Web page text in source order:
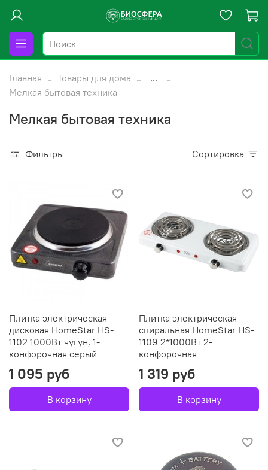
Главная Товары для дома
...
Мелкая бытовая техника
Мелкая бытовая техника
Фильтры Сортировка
Плитка электрическая
дисковая HomeStar HS-
1102 1000Вт чугун, 1-
конфорочная серый
1 095 руб
В корзину
Плитка электрическая
спиральная HomeStar HS-
1109 2*1000Вт 2-
конфорочная
1 319 руб
В корзину